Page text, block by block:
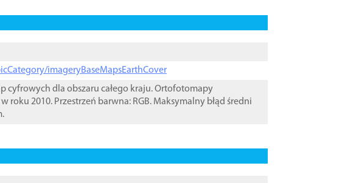
imageryBaseMapsEarthCover
dla obszaru całego kraju. Ortofotomapy
roku 2010. Przestrzeń barwna: RGB. Maksymalny błąd średni